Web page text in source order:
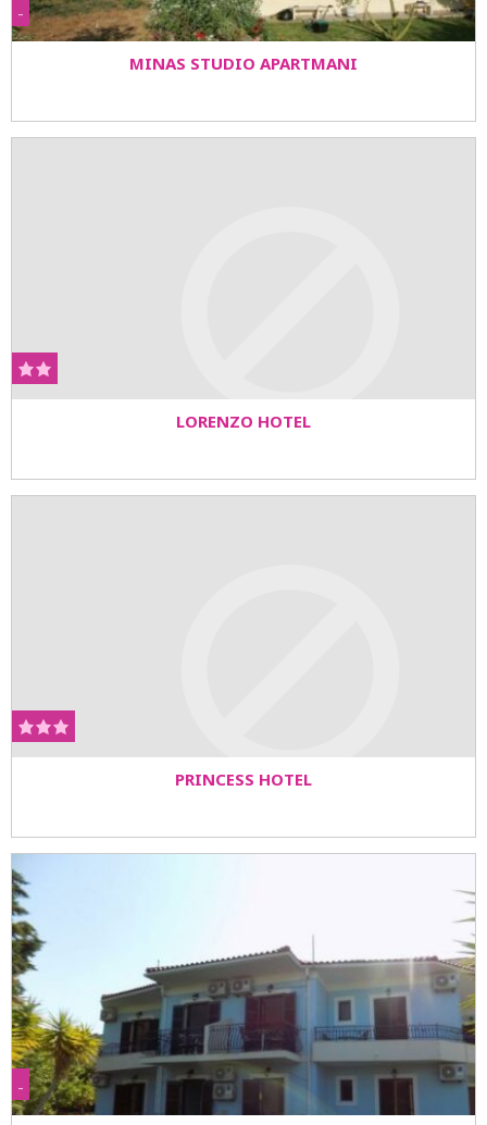
-
MINAS STUDIO APARTMANI
LORENZO HOTEL
PRINCESS HOTEL
-